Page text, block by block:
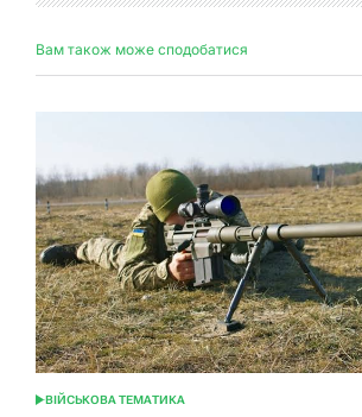
Вам також може сподобатися
ОПУБЛІКУВАТИ
ВІЙСЬКОВА ТЕМАТИКА